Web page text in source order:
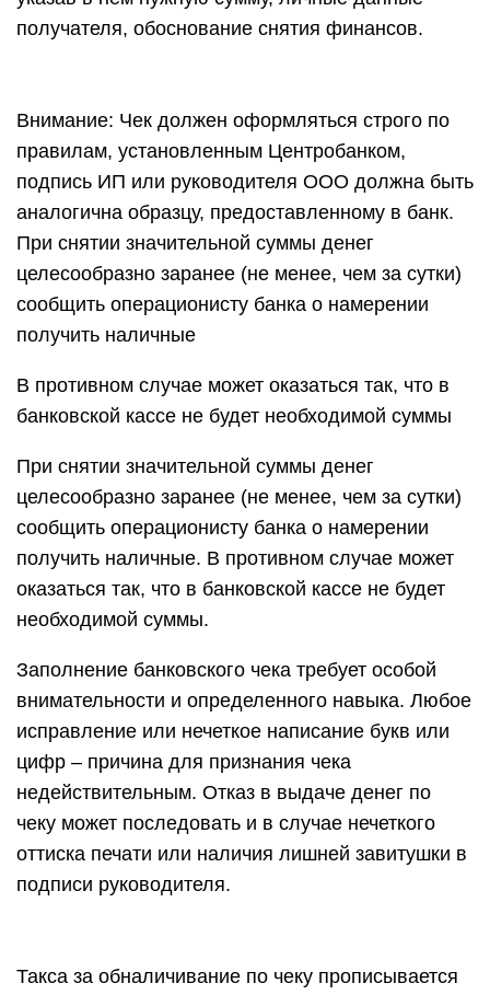
получателя, обоснование снятия финансов.
Внимание: Чек должен оформляться строго по
правилам, установленным Центробанком,
подпись ИП или руководителя ООО должна быть
аналогична образцу, предоставленному в банк.
При снятии значительной суммы денег
целесообразно заранее (не менее, чем за сутки)
сообщить операционисту банка о намерении
получить наличные
В противном случае может оказаться так, что в
банковской кассе не будет необходимой суммы
При снятии значительной суммы денег
целесообразно заранее (не менее, чем за сутки)
сообщить операционисту банка о намерении
получить наличные. В противном случае может
оказаться так, что в банковской кассе не будет
необходимой суммы.
Заполнение банковского чека требует особой
внимательности и определенного навыка. Любое
исправление или нечеткое написание букв или
цифр – причина для признания чека
недействительным. Отказ в выдаче денег по
чеку может последовать и в случае нечеткого
оттиска печати или наличия лишней завитушки в
подписи руководителя.
Такса за обналичивание по чеку прописывается